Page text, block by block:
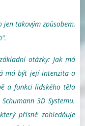
takovým způsobem,
otázky: Jak má
má být její intenzita a
a funkci lidského těla
3D Systemu.
přísně zohledňuje